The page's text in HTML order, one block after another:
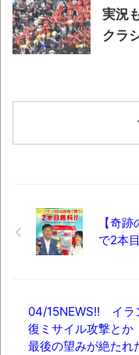
実況
クラ
【奇
で2本
04/15NEWS!! イラ
復ミサイル攻撃とか
最後の望みが絶たれ